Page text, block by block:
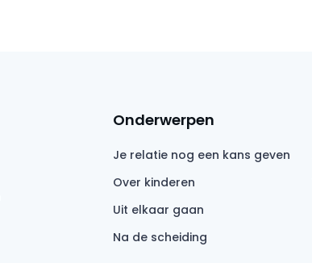
Onderwerpen
Je relatie nog een kans geven
Over kinderen
Uit elkaar gaan
Na de scheiding